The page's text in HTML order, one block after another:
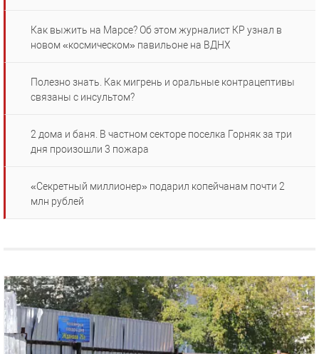
Как выжить на Марсе? Об этом журналист КР узнал в
новом «космическом» павильоне на ВДНХ
Полезно знать. Как мигрень и оральные контрацептивы
связаны с инсультом?
2 дома и баня. В частном секторе поселка Горняк за три
дня произошли 3 пожара
«Секретный миллионер» подарил копейчанам почти 2
млн рублей